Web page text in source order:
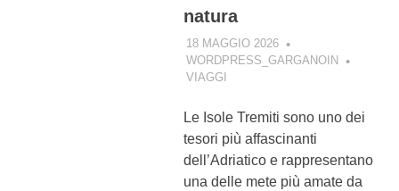
natura
18 MAGGIO 2026
WORDPRESS_GARGANOIN
VIAGGI
Le Isole Tremiti sono uno dei
tesori più affascinanti
dell’Adriatico e rappresentano
una delle mete più amate da